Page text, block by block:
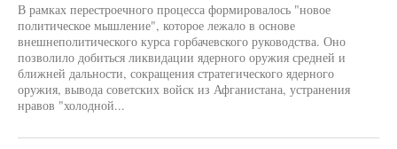
В рамках перестроечного процесса формировалось "новое
политическое мышление", которое лежало в основе
внешнеполитического курса горбачевского руководства. Оно
позволило добиться ликвидации ядерного оружия средней и
ближней дальности, сокращения стратегического ядерного
оружия, вывода советских войск из Афганистана, устранения
нравов "холодной...